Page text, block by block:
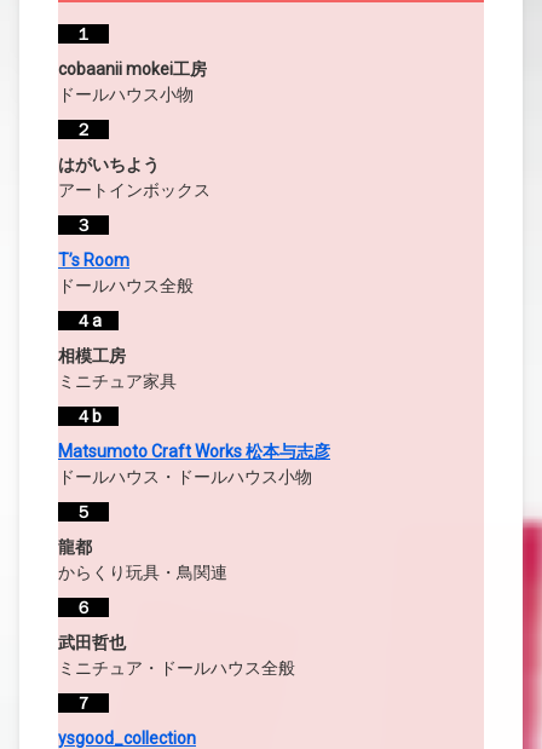
１
cobaanii mokei工房
ドールハウス小物
２
はがいちよう
アートインボックス
３
T’s Room
ドールハウス全般
４a
相模工房
ミニチュア家具
４b
Matsumoto Craft Works 松本与志彦
ドールハウス・ドールハウス小物
５
龍都
からくり玩具・鳥関連
６
武田哲也
ミニチュア・ドールハウス全般
７
ysgood_collection